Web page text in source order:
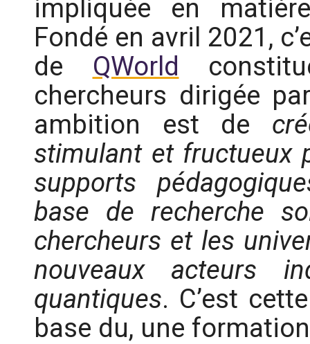
impliquée en
Fondé en avril 2021,
de QWorld
chercheurs dirigée
ambition est de
stimulant et fructueux
supports
base de recherche
chercheurs et les
nouveaux acteurs
quantiques. C’est
base du, une